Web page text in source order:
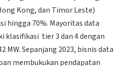
Kong, dan Timor Leste)
hingga 70%. Mayoritas data
tier 3 dan 4 dengan
MW. Sepanjang 2023, bisnis data
membukukan pendapatan